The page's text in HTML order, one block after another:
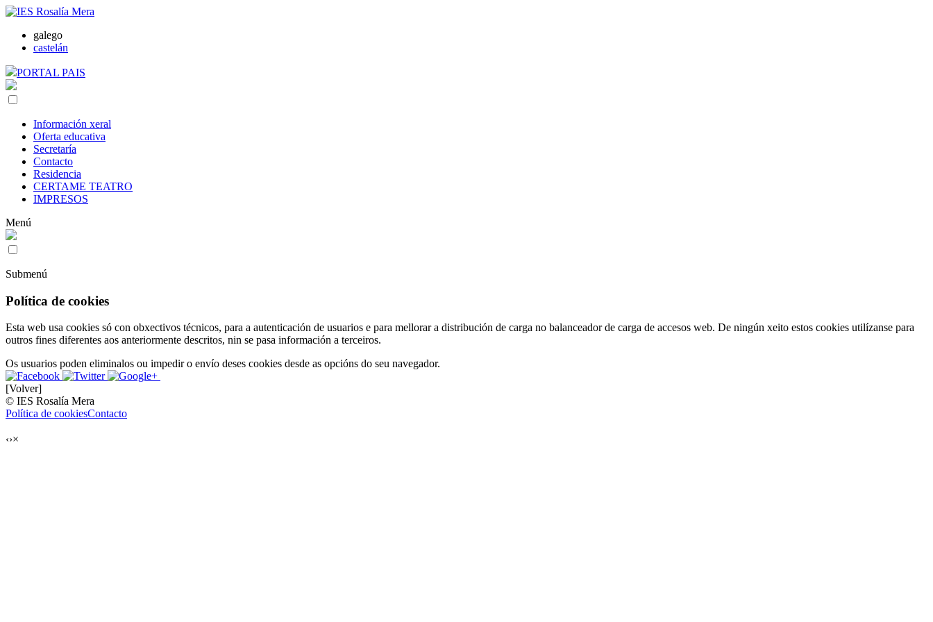
galego
castelán
PORTAL PAIS
Información xeral
Oferta educativa
Secretaría
Contacto
Residencia
CERTAME TEATRO
IMPRESOS
Menú
Submenú
Política de cookies
Esta web usa cookies só con obxectivos técnicos, para a autenticación de usuarios e para mellorar a distribución de carga no balanceador de carga de accesos web. De ningún xeito estos cookies utilízanse para
outros fines diferentes aos anteriormente descritos, nin se pasa información a terceiros.
Os usuarios poden eliminalos ou impedir o envío deses cookies desde as opcións do seu navegador.
[Volver]
© IES Rosalía Mera
Política de cookiesContacto
‹›×